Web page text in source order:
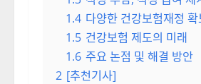
1.4 다양한 건강보험재정
1.5 건강보험 제도의 미래
1.6 주요 논점 및 해결 방안
2 [추천기사]